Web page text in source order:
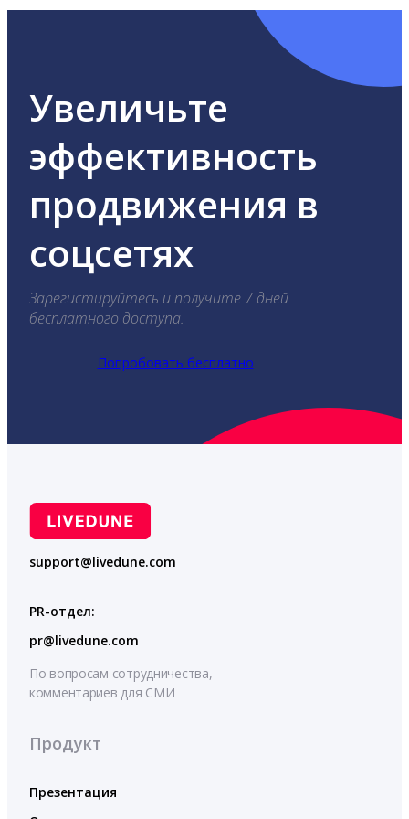
Увеличьте
эффективность
продвижения в
соцсетях
Зарегистируйтесь и получите 7 дней
бесплатного доступа.
Попробовать бесплатно
support@livedune.com
PR-отдел:
pr@livedune.com
По вопросам сотрудничества,
комментариев для СМИ
Продукт
Презентация